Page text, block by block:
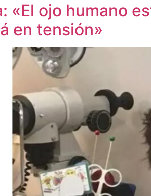
«El ojo humano
en tensión»